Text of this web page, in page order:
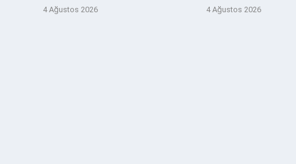
4 Ağustos 2026 4 Ağustos 2026